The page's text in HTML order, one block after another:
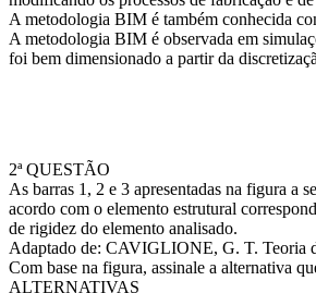
A metodologia BIM é também conhecida
A metodologia BIM é observada em
foi bem dimensionado a partir da
2ª QUESTÃO
As barras 1, 2 e 3 apresentadas na figura a
acordo com o elemento estrutural
de rigidez do elemento analisado.
Adaptado de: CAVIGLIONE, G. T. Teoria
Com base na figura, assinale a alternativa
ALTERNATIVAS